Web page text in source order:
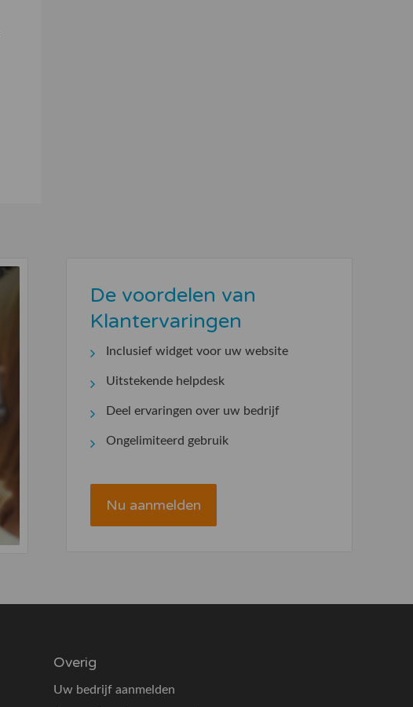
De voordelen van
Klantervaringen
Inclusief widget voor uw website
Uitstekende helpdesk
Deel ervaringen over uw bedrijf
Ongelimiteerd gebruik
Nu aanmelden
Overig
Uw bedrijf aanmelden